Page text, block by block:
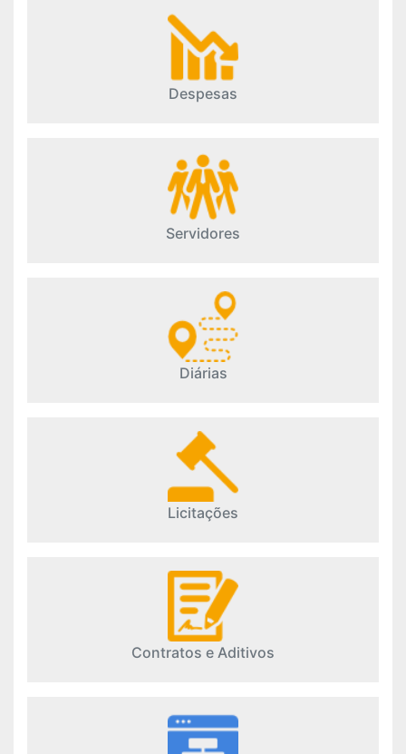
Despesas
Servidores
Diárias
Licitações
Contratos e Aditivos